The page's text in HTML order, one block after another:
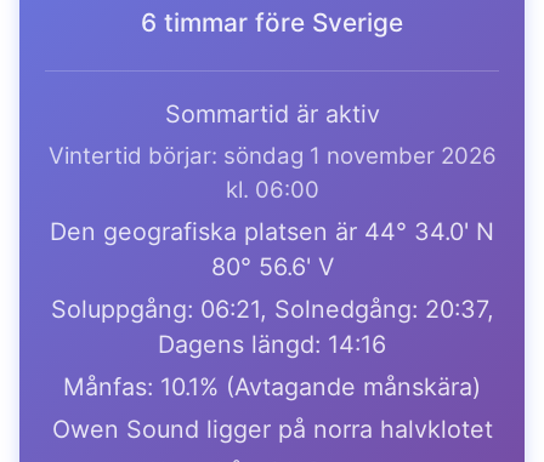
6 timmar före Sverige
Sommartid är aktiv
Vintertid börjar: söndag 1 november 2026
kl. 06:00
Den geografiska platsen är 44° 34.0' N
80° 56.6' V
Soluppgång: 06:21, Solnedgång: 20:37,
Dagens längd: 14:16
Månfas: 10.1% (Avtagande månskära)
Owen Sound ligger på norra halvklotet